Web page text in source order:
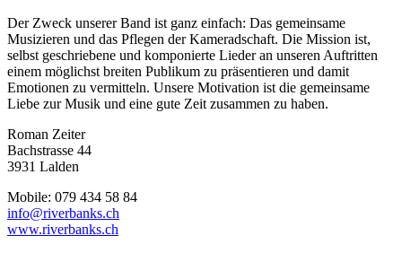
Der Zweck unserer Band ist ganz einfach: Das gemeinsame
Musizieren und das Pflegen der Kameradschaft. Die Mission ist,
selbst geschriebene und komponierte Lieder an unseren Auftritten
einem möglichst breiten Publikum zu präsentieren und damit
Emotionen zu vermitteln. Unsere Motivation ist die gemeinsame
Liebe zur Musik und eine gute Zeit zusammen zu haben.
Roman Zeiter
Bachstrasse 44
3931 Lalden
Mobile: 079 434 58 84
info@riverbanks.ch
www.riverbanks.ch